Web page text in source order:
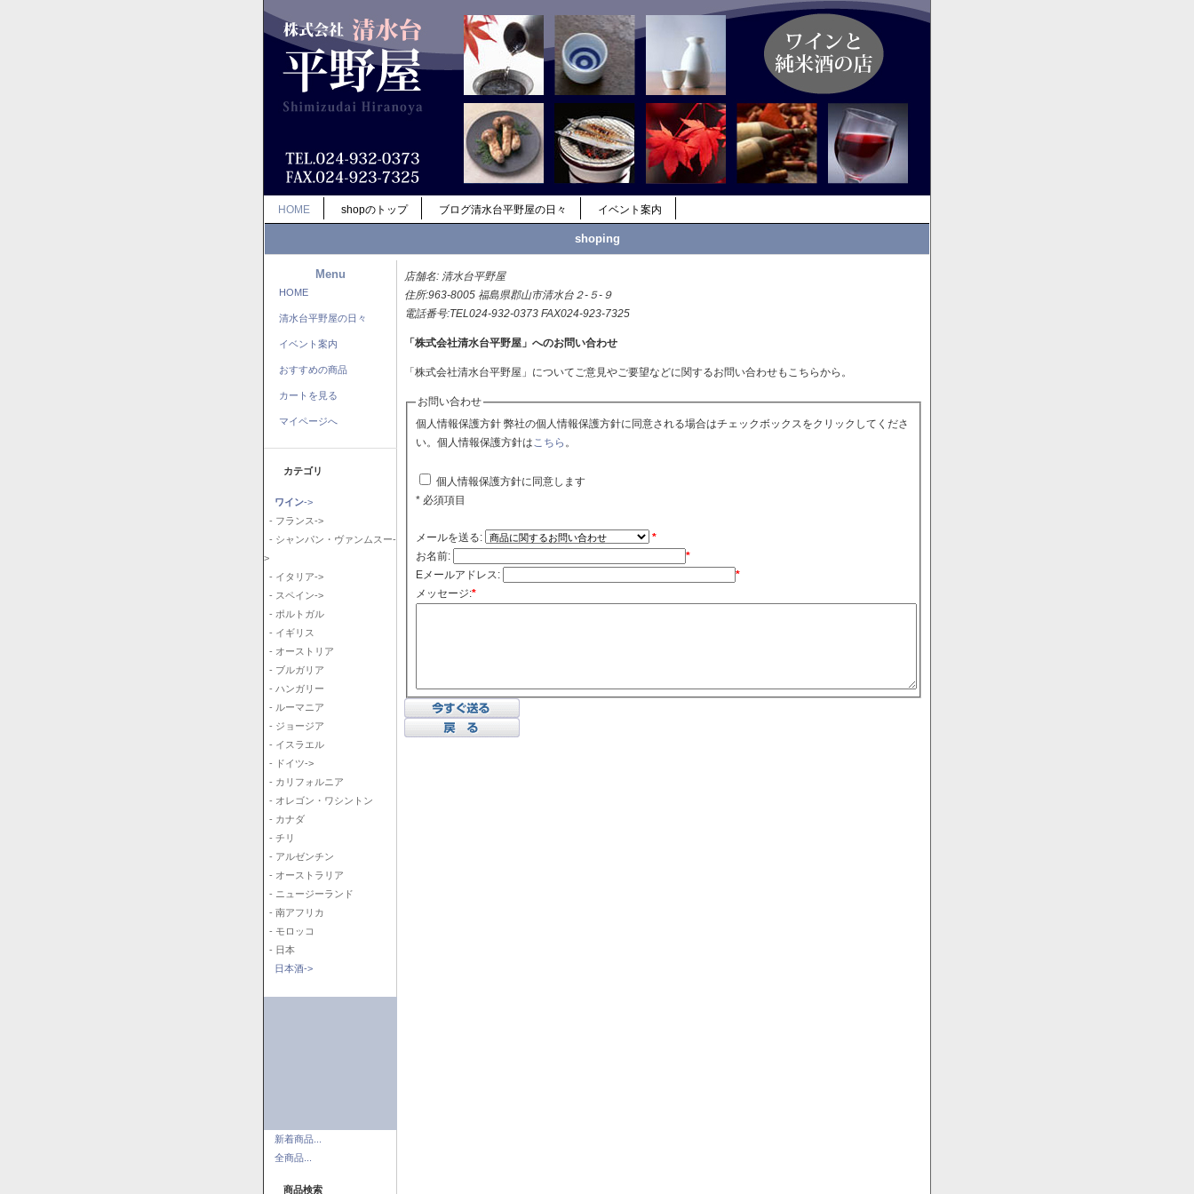
HOME shopのトップ ブログ清水台平野屋の日々 イベント案内
shoping
Menu
HOME
清水台平野屋の日々
イベント案内
おすすめの商品
カートを見る
マイページへ
カテゴリ
ワイン->
- フランス->
- シャンパン・ヴァンムスー-
>
- イタリア->
- スペイン->
- ポルトガル
- イギリス
- オーストリア
- ブルガリア
- ハンガリー
- ルーマニア
- ジョージア
- イスラエル
- ドイツ->
- カリフォルニア
- オレゴン・ワシントン
- カナダ
- チリ
- アルゼンチン
- オーストラリア
- ニュージーランド
- 南アフリカ
- モロッコ
- 日本
日本酒->
新着商品...
全商品...
商品検索
店舗名: 清水台平野屋
住所:963-8005 福島県郡山市清水台２-５-９
電話番号:TEL024-932-0373 FAX024-923-7325
「株式会社清水台平野屋」へのお問い合わせ
「株式会社清水台平野屋」についてご意見やご要望などに関するお問い合わせもこちらから。
お問い合わせ
個人情報保護方針 弊社の個人情報保護方針に同意される場合はチェックボックスをクリックしてくださ
い。個人情報保護方針はこちら 。
個人情報保護方針に同意します
* 必須項目
メールを送る:
*
お名前:
*
Eメールアドレス:
*
メッセージ:*